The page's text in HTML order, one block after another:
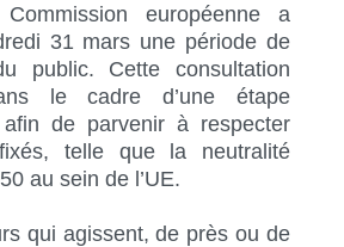
européenne a
31 mars une période de
public. Cette consultation
le cadre d’une étape
afin de parvenir à respecter
telle que la neutralité
au sein de l’UE.
qui agissent, de près ou de